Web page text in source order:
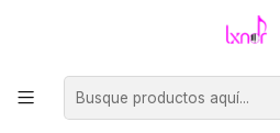
Venta de partituras.
Inicio Backing tracks
[APM10128] Tu nombre me